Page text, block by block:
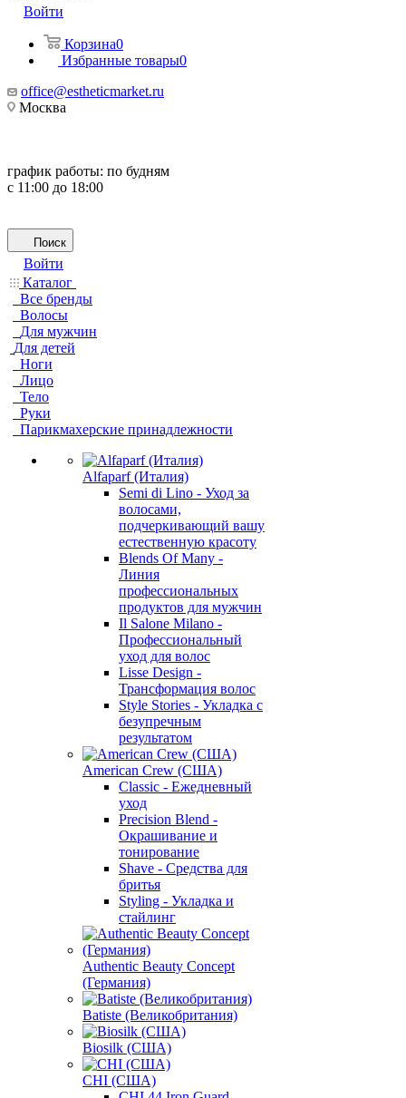
Войти
Корзина0
Избранные товары0
office@estheticmarket.ru
Москва
график работы: по будням
с 11:00 до 18:00
Поиск
Войти
Каталог
Все бренды
Волосы
Для мужчин
Для детей
Ноги
Лицо
Тело
Руки
Парикмахерские принадлежности
Alfaparf (Италия)
Semi di Lino - Уход за
волосами,
подчеркивающий вашу
естественную красоту
Blends Of Many -
Линия
профессиональных
продуктов для мужчин
Il Salone Milano -
Профессиональный
уход для волос
Lisse Design -
Трансформация волос
Style Stories - Укладка с
безупречным
результатом
American Crew (США)
Classic - Ежедневный
уход
Precision Blend -
Окрашивание и
тонирование
Shave - Средства для
бритья
Styling - Укладка и
стайлинг
Authentic Beauty Concept
(Германия)
Batiste (Великобритания)
Biosilk (США)
CHI (США)